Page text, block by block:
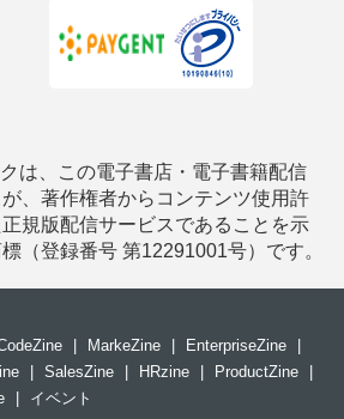
は、この電子書店・電子書籍配信
、著作権者からコンテンツ使用許
規版配信サービスであることを示
（登録番号 第12291001号）です。
| MarkeZine | EnterpriseZine
|
| SalesZine | HRzine | ProductZine
|
| イベント